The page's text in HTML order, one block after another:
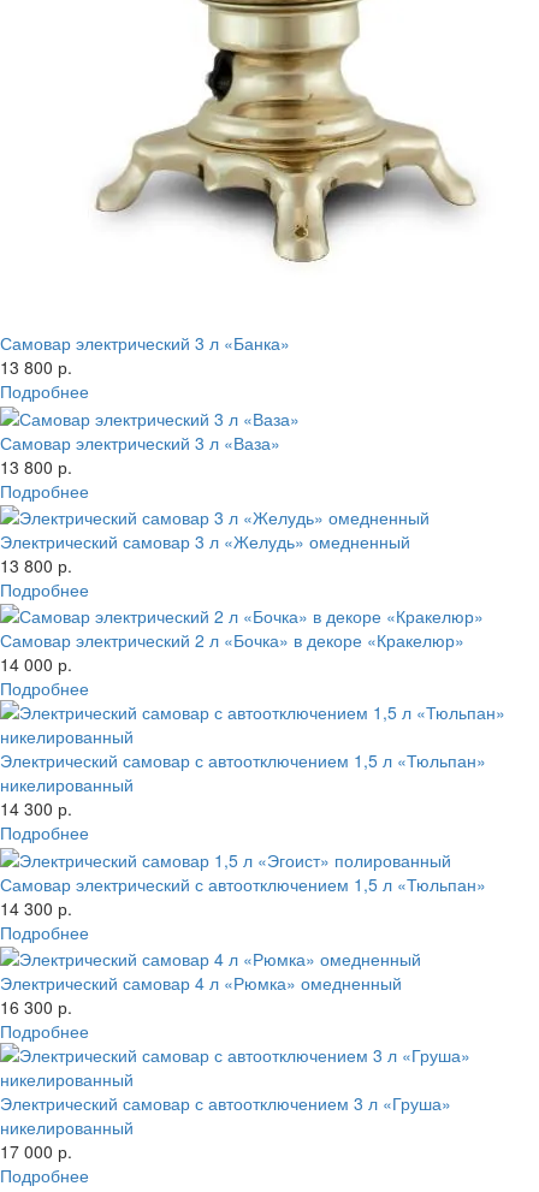
Самовар электрический 3 л «Банка»
13 800 р.
Подробнее
Самовар электрический 3 л «Ваза»
13 800 р.
Подробнее
Электрический самовар 3 л «Желудь» омедненный
13 800 р.
Подробнее
Самовар электрический 2 л «Бочка» в декоре «Кракелюр»
14 000 р.
Подробнее
Электрический самовар с автоотключением 1,5 л «Тюльпан»
никелированный
14 300 р.
Подробнее
Самовар электрический с автоотключением 1,5 л «Тюльпан»
14 300 р.
Подробнее
Электрический самовар 4 л «Рюмка» омедненный
16 300 р.
Подробнее
Электрический самовар с автоотключением 3 л «Груша»
никелированный
17 000 р.
Подробнее